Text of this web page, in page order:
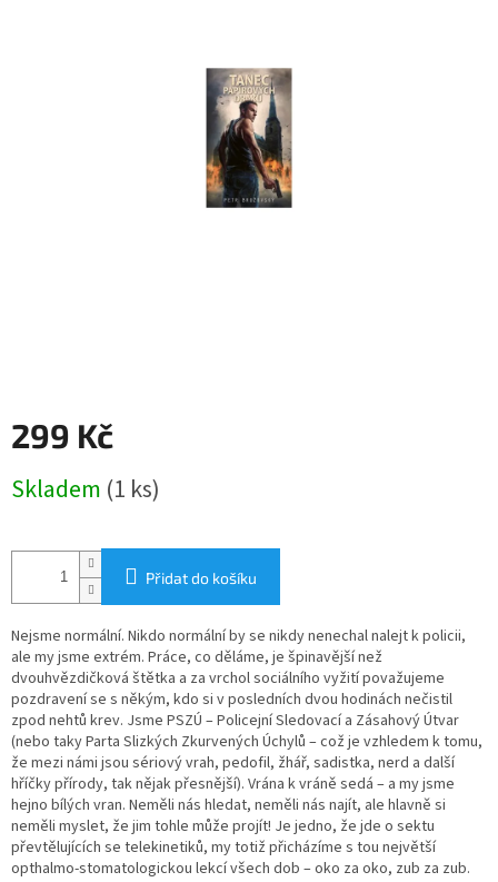
299 Kč
cena:
Skladem (1 ks)
Přidat do košíku
Nejsme normální. Nikdo normální by se nikdy nenechal nalejt k policii,
ale my jsme extrém. Práce, co děláme, je špinavější než
dvouhvězdičková štětka a za vrchol sociálního vyžití považujeme
pozdravení se s někým, kdo si v posledních dvou hodinách nečistil
zpod nehtů krev. Jsme PSZÚ – Policejní Sledovací a Zásahový Útvar
(nebo taky Parta Slizkých Zkurvených Úchylů – což je vzhledem k tomu,
že mezi námi jsou sériový vrah, pedofil, žhář, sadistka, nerd a další
hříčky přírody, tak nějak přesnější). Vrána k vráně sedá – a my jsme
hejno bílých vran. Neměli nás hledat, neměli nás najít, ale hlavně si
neměli myslet, že jim tohle může projít! Je jedno, že jde o sektu
převtělujících se telekinetiků, my totiž přicházíme s tou největší
opthalmo-stomatologickou lekcí všech dob – oko za oko, zub za zub.